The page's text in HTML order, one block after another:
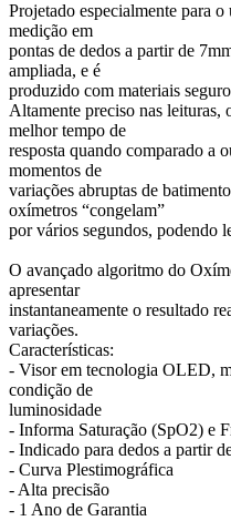
Projetado especialmente para
medição em
pontas de dedos a partir de
ampliada, e é
produzido com materiais
Altamente preciso nas
melhor tempo de
resposta quando comparado a
momentos de
variações abruptas de
oxímetros “congelam”
por vários segundos, podendo
O avançado algoritmo do
apresentar
instantaneamente o resultado
variações.
Características:
- Visor em tecnologia OLED,
condição de
luminosidade
- Informa Saturação (SpO2) e
- Indicado para dedos a partir
- Curva Plestimográfica
- Alta precisão
- 1 Ano de Garantia